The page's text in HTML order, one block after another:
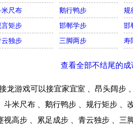
米尺布 鹅行鸭步
规
言矩步 邯郸学步
邯
云独步 三脚两步 寿
查看全部不结尾的成
龙游戏可以接宜家宜室 、昂头阔步
斗米尺布 、鹅行鸭步 、规行矩步 、
视高步 、累足成步 、青云独步 、三